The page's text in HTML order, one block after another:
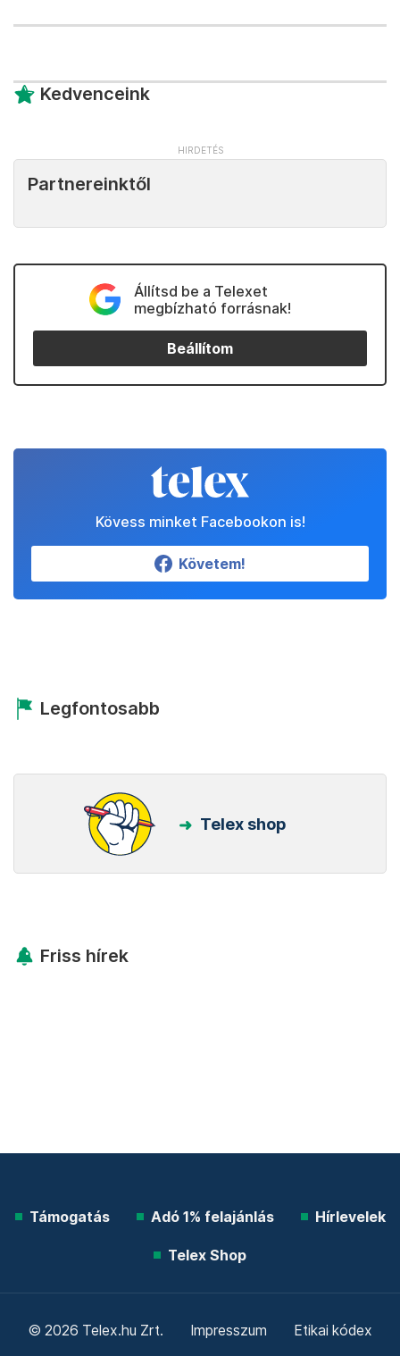
Kedvenceink
Partnereinktől
Állítsd be a Telexet
megbízható forrásnak!
Beállítom
Kövess minket Facebookon is!
Követem!
Legfontosabb
Telex shop
Friss hírek
Támogatás Adó 1% felajánlás Hírlevelek
Telex Shop
© 2026 Telex.hu Zrt. Impresszum Etikai kódex